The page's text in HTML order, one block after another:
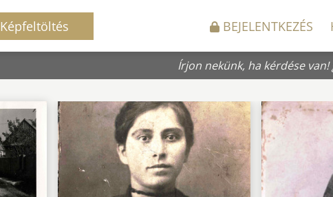
Képfeltöltés BEJELENTKEZÉS
Írjon nekünk, ha kérdése van!